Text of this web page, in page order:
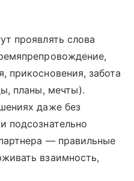
проявлять слова
прикосновения, забота
планы, мечты).
даже без
подсознательно
— правильные
взаимность,